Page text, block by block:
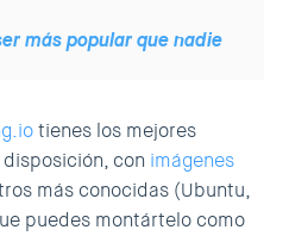
más popular que nadie
tienes los mejores
con imágenes
más conocidas (Ubuntu,
puedes montártelo como